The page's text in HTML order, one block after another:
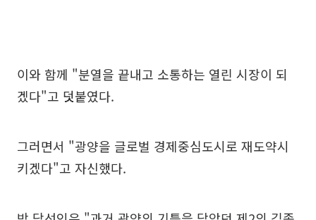
이와 함께 "분열을 끝내고 소통하는 열린 시장이 되
겠다"고 덧붙였다.
그러면서 "광양을 글로벌 경제중심도시로 재도약시
키겠다"고 자신했다.